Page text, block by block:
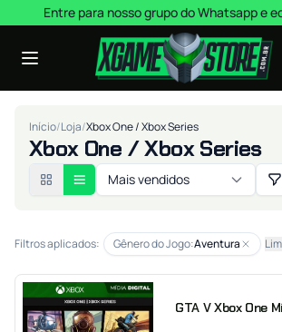
Pular para o conteúdo
Entre para nosso grupo do Whatsapp e
Início/Loja/Xbox One / Xbox Series
Xbox One / Xbox Series
Mais vendidos
Filtros aplicados: Gênero do Jogo:Aventura
GTA V Xbox One